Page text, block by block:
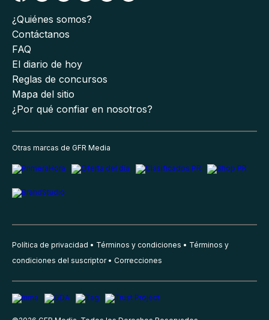
¿Quiénes somos?
Contáctanos
FAQ
El diario de hoy
Reglas de concursos
Mapa del sitio
¿Por qué confiar en nosotros?
Otras marcas de GFR Media
Política de privacidad Términos y condiciones
Términos y
condiciones del suscriptor
Correcciones